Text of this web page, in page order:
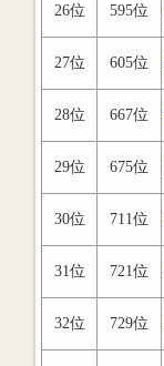
26位 595位
27位 605位
28位 667位
29位 675位
30位 711位
31位 721位
32位 729位